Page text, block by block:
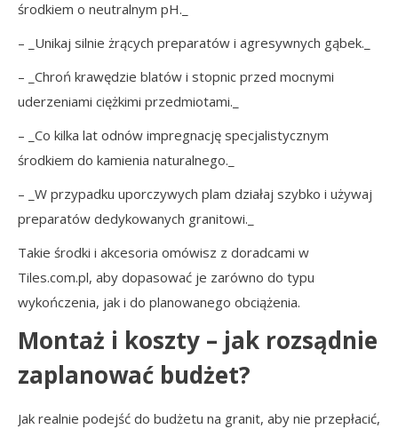
środkiem o neutralnym pH._
– _Unikaj silnie żrących preparatów i agresywnych gąbek._
– _Chroń krawędzie blatów i stopnic przed mocnymi
uderzeniami ciężkimi przedmiotami._
– _Co kilka lat odnów impregnację specjalistycznym
środkiem do kamienia naturalnego._
– _W przypadku uporczywych plam działaj szybko i używaj
preparatów dedykowanych granitowi._
Takie środki i akcesoria omówisz z doradcami w
Tiles.com.pl, aby dopasować je zarówno do typu
wykończenia, jak i do planowanego obciążenia.
Montaż i koszty – jak rozsądnie
zaplanować budżet?
Jak realnie podejść do budżetu na granit, aby nie przepłacić,